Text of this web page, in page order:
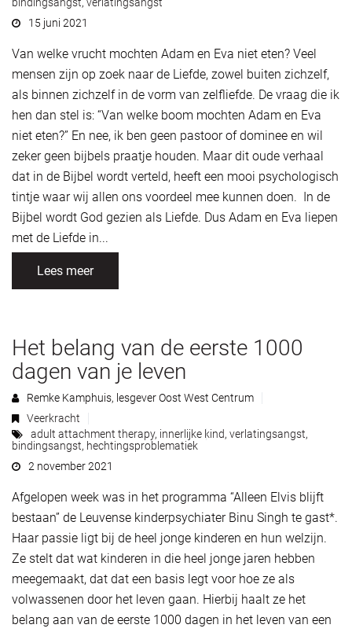
15 juni 2021
Van welke vrucht mochten Adam en Eva niet eten? Veel
mensen zijn op zoek naar de Liefde, zowel buiten zichzelf,
als binnen zichzelf in de vorm van zelfliefde. De vraag die ik
hen dan stel is: “Van welke boom mochten Adam en Eva
niet eten?” En nee, ik ben geen pastoor of dominee en wil
zeker geen bijbels praatje houden. Maar dit oude verhaal
dat in de Bijbel wordt verteld, heeft een mooi psychologisch
tintje waar wij allen ons voordeel mee kunnen doen. In de
Bijbel wordt God gezien als Liefde. Dus Adam en Eva liepen
met de Liefde in...
Lees meer
Het belang van de eerste 1000
dagen van je leven
Remke Kamphuis, lesgever Oost West Centrum
Veerkracht
adult attachment therapy, innerlijke kind, verlatingsangst,
bindingsangst, hechtingsproblematiek
2 november 2021
Afgelopen week was in het programma “Alleen Elvis blijft
bestaan” de Leuvense kinderpsychiater Binu Singh te gast*.
Haar passie ligt bij de heel jonge kinderen en hun welzijn.
Ze stelt dat wat kinderen in die heel jonge jaren hebben
meegemaakt, dat dat een basis legt voor hoe ze als
volwassenen door het leven gaan. Hierbij haalt ze het
belang aan van de eerste 1000 dagen in het leven van een